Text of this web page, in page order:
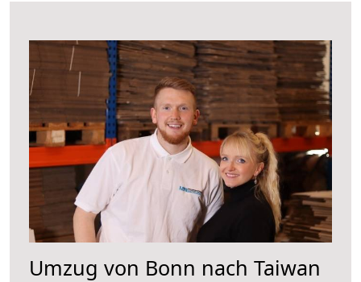
Umzug von Bonn nach Taiwan